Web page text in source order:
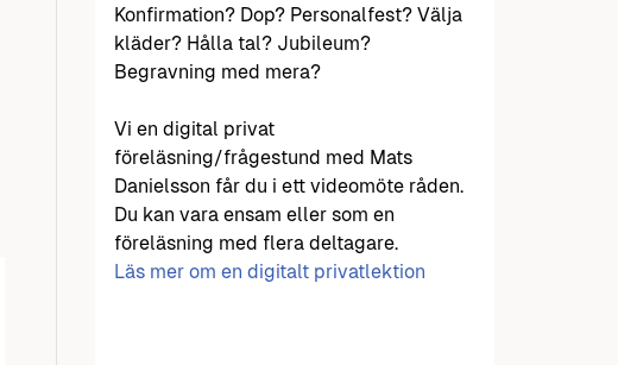
Konfirmation? Dop? Personalfest? Välja
kläder? Hålla tal? Jubileum?
Begravning med mera?
Vi en digital privat
föreläsning/frågestund med Mats
Danielsson får du i ett videomöte råden.
Du kan vara ensam eller som en
föreläsning med flera deltagare.
Läs mer om en digitalt privatlektion